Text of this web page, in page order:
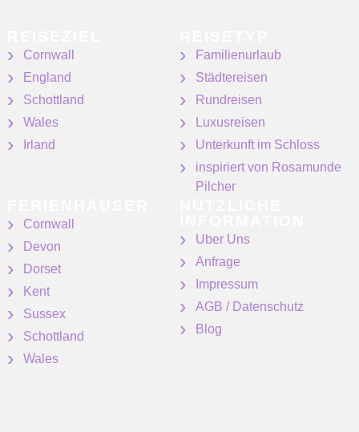
Cornwall
England
Schottland
Wales
Irland
Familienurlaub
Städtereisen
Rundreisen
Luxusreisen
Unterkunft im Schloss
inspiriert von Rosamunde
Pilcher
Cornwall
Devon
Dorset
Kent
Sussex
Schottland
Wales
Uber Uns
Anfrage
Impressum
AGB / Datenschutz
Blog